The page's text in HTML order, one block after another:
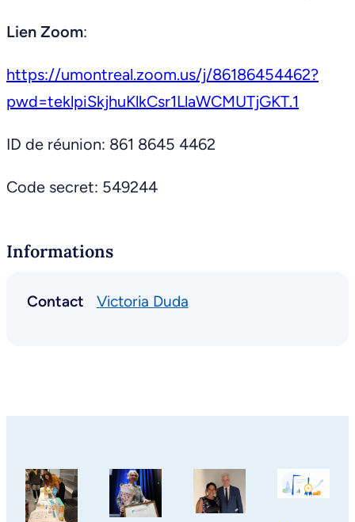
Lien Zoom:
https://umontreal.zoom.us/j/86186454462?
pwd=teklpiSkjhuKlkCsr1LlaWCMUTjGKT.1
ID de réunion: 861 8645 4462
Code secret: 549244
Informations
Contact Victoria Duda